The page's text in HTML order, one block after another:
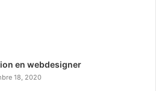
en webdesigner
18, 2020